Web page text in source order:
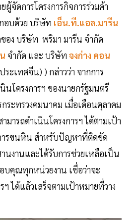
จัดการโครงการกิจการร่วมค้า
อบด้วย บริษัท เอ็น.ที.แอล.มารีน
อง บริษัท พริมา มารีน จำกัด
จำกัด และ บริษัท จงก่าง คอน
ระเทศจีน) ) กล่าวว่า จากการ
นโครงการฯ ของนายกรัฐมนตรี
ระทรวงคมนาคม เมื่อเดือนตุลาคม
ารถดำเนินโครงการฯ ได้ตามเป้า
ารขนหิน สำหรับปัญหาที่ติดขัด
นงานและได้รับการช่วยเหลือเป็น
บคุณทุกหน่วยงาน เชื่อว่าจะ
ฯ ได้แล้วเสร็จตามเป้าหมายที่วาง